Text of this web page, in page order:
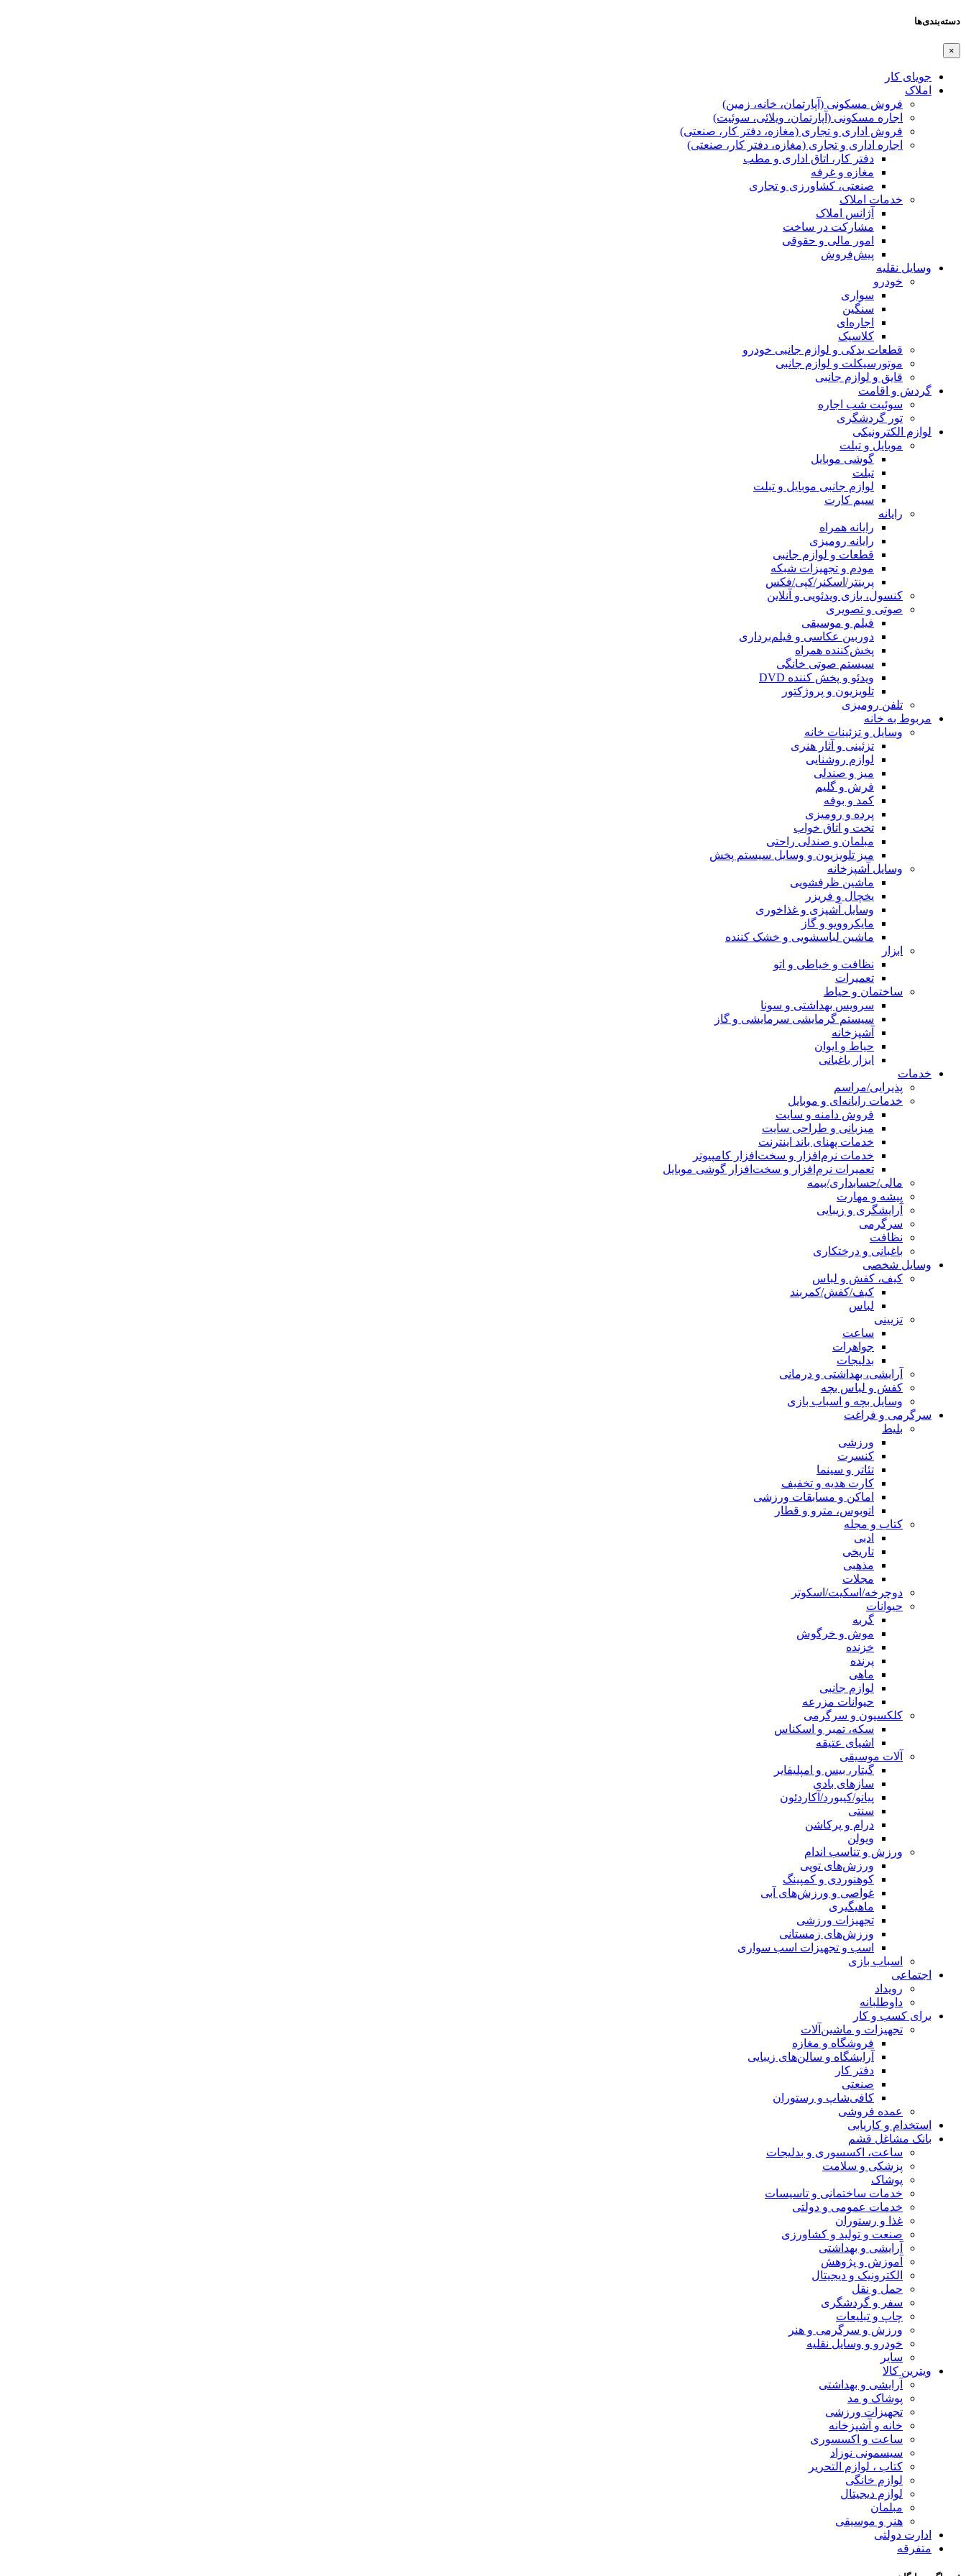
دسته‌بندی‌ها
×
جویای کار
املاک
فروش مسکونی (آپارتمان، خانه، زمین)
اجاره مسکونی (آپارتمان، ویلائی، سوئیت)
فروش اداری و تجاری (مغازه، دفتر کار، صنعتی)
اجاره اداری و تجاری (مغازه، دفتر کار، صنعتی)
دفتر کار، اتاق اداری و مطب
مغازه و غرفه
صنعتی،‌ کشاورزی و تجاری
خدمات املاک
آژانس املاک
مشارکت در ساخت
امور مالی و حقوقی
پیش‌فروش
وسایل نقلیه
خودرو
سواری
سنگین
اجاره‌ای
کلاسیک
قطعات یدکی و لوازم جانبی خودرو
موتورسیکلت و لوازم جانبی
قایق و لوازم جانبی
گردش و اقامت
سوئیت شب اجاره
تور گردشگری
لوازم الکترونیکی
موبایل و تبلت
گوشی موبایل
تبلت
لوازم جانبی موبایل و تبلت
سیم کارت
رایانه
رایانه همراه
رایانه رومیزی
قطعات و لوازم جانبی
مودم و تجهیزات شبکه
پرینتر/اسکنر/کپی/فکس
کنسول، بازی‌ ویدئویی و آنلاین
صوتی و تصویری
فیلم و موسیقی
دوربین عکاسی و فیلم‌برداری
پخش‌کننده همراه
سیستم صوتی خانگی
ویدئو و پخش کننده DVD
تلویزیون و پروژکتور
تلفن رومیزی
مربوط به خانه
وسایل و تزئینات خانه
تزئینی و آثار هنری
لوازم روشنایی
میز و صندلی
فرش و گلیم
کمد و بوفه
پرده و رومیزی
تخت و اتاق خواب
مبلمان و صندلی راحتی
میز تلویزیون و وسایل سیستم پخش
وسایل آشپزخانه
ماشین ظرفشویی
یخچال و فریزر
وسایل آشپزی و غذاخوری
مایکروویو و گاز
ماشین لباسشویی و خشک کننده
ابزار
نظافت و خیاطی و اتو
تعمیرات
ساختمان و حیاط
سرویس بهداشتی و سونا
سیستم گرمایشی سرمایشی و گاز
آشپزخانه
حیاط و ایوان
ابزار باغبانی
خدمات
پذیرایی/مراسم
خدمات رایانه‌ای و موبایل
فروش دامنه و سایت
میزبانی و طراحی سایت
خدمات پهنای باند اینترنت
خدمات نرم‌افزار و سخت‌افزار کامپیوتر
تعمیرات نرم‌افزار و سخت‌افزار گوشی موبایل
مالی/حسابداری/بیمه
پیشه و مهارت
آرایشگری و زیبایی
سرگرمی
نظافت
باغبانی و درختکاری
وسایل شخصی
کیف، کفش و لباس
کیف/کفش/کمربند
لباس
تزیینی
ساعت
جواهرات
بدلیجات
آرایشی، بهداشتی و درمانی
کفش و لباس بچه
وسایل بچه و اسباب بازی
سرگرمی و فراغت
بلیط
ورزشی
کنسرت
تئاتر و سینما
کارت هدیه و تخفیف
اماکن و مسابقات ورزشی
اتوبوس، مترو و قطار
کتاب و مجله
ادبی
تاریخی
مذهبی
مجلات
دوچرخه/اسکیت/اسکوتر
حیوانات
گربه
موش و خرگوش
خزنده
پرنده
ماهی
لوازم جانبی
حیوانات مزرعه
کلکسیون و سرگرمی
سکه، تمبر و اسکناس
اشیای عتیقه
آلات موسیقی
گیتار، بیس و امپلیفایر
سازهای بادی
پیانو/کیبورد/آکاردئون
سنتی
درام و پرکاشن
ویولن
ورزش و تناسب اندام
ورزش‌های توپی
کوهنوردی و کمپینگ
غواصی و ورزش‌های آبی
ماهیگیری
تجهیزات ورزشی
ورزش‌های زمستانی
اسب و تجهیزات اسب سواری
اسباب‌ بازی
اجتماعی
رویداد
داوطلبانه
برای کسب و کار
تجهیزات و ماشین‌آلات
فروشگاه و مغازه
آرایشگاه و سالن‌های زیبایی
دفتر کار
صنعتی
کافی‌شاپ و رستوران
عمده فروشی
استخدام و کاریابی
بانک مشاغل قشم
ساعت، اکسسوری و بدلیجات
پزشکی و سلامت
پوشاک
خدمات ساختمانی و تاسیسات
خدمات عمومی و دولتی
غذا و رستوران
صنعت و تولید و کشاورزی
آرایشی و بهداشتی
آموزش و پژوهش
الکترونیک و دیجیتال
حمل و نقل
سفر و گردشگری
چاپ و تبلیعات
ورزش و سرگرمی و هنر
خودرو و وسایل نقلیه
سایر
ویترین کالا
آرایشی و بهداشتی
پوشاک و مد
تجهیزات ورزشی
خانه و آشپزخانه
ساعت و اکسسوری
سیسمونی نوزاد
کتاب ، لوازم التحریر
لوازم خانگی
لوازم دیجیتال
مبلمان
هنر و موسیقی
ادارت دولتی
متفرقه